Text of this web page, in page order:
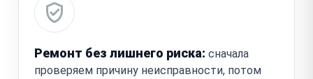
Ремонт без лишнего риска: сначала
проверяем причину неисправности, потом